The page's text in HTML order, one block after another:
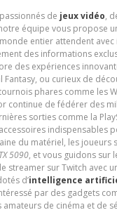
de jeux vidéo,
équipe vous propose
entier attendent avec
des informations
des expériences
Fantasy, ou curieux de
phares comme les
continue de fédérer des
sorties comme la
du matériel, les joueurs
5090, et vous guidons sur
sur Twitch avec
d’intelligence
par des gadgets
de cinéma et de